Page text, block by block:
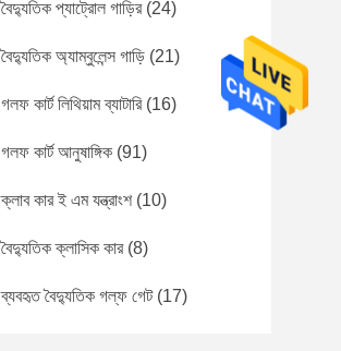
বৈদ্যুতিক প্যাট্রোল গাড়ির(24)
বৈদ্যুতিক অ্যাম্বুলেন্স গাড়ি (21)
গলফ কার্ট লিথিয়াম ব্যাটারি(16)
গলফ কার্ট আনুষাঙ্গিক (91)
ক্লাব কার ই এম যন্ত্রাংশ(10)
বৈদ্যুতিক ক্লাসিক কার(8)
ব্যবহৃত বৈদ্যুতিক গল্ফ গেট(17)